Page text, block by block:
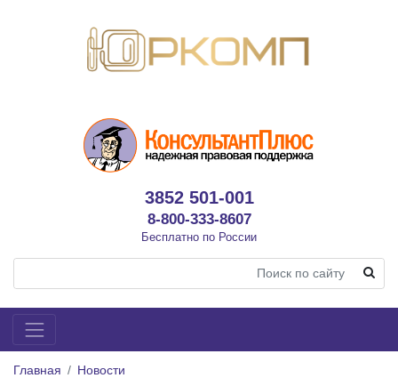
3852 501-001
8-800-333-8607
Бесплатно по России
Главная
Новости